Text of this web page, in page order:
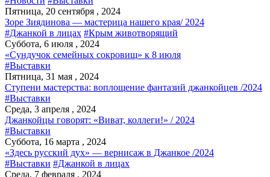
Пятница, 20 сентября , 2024
Зоре Зиядинова — мастерица нашего края/ 2024
#Джанкой в лицах #Крым животворящий
Суббота, 6 июля , 2024
«Сундучок семейных сокровищ» к 8 июля
#Выставки
Пятница, 31 мая , 2024
Ступени мастерства: воплощение фантазий джанкойцев /2024
#Выставки
Среда, 3 апреля , 2024
Джанкойцы говорят: «Виват, коллеги!» / 2024
#Выставки
Суббота, 16 марта , 2024
«Здесь русский дух» — вернисаж в Джанкое /2024
#Выставки #Джанкой в лицах
Среда, 7 февраля , 2024